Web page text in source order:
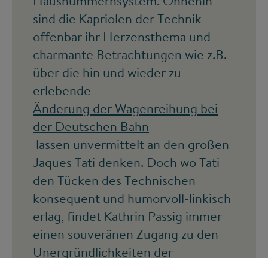
sind die Kapriolen der Technik
offenbar ihr Herzensthema und
charmante Betrachtungen wie z.B.
über die hin und wieder zu
erlebende
Änderung der Wagenreihung bei
der Deutschen Bahn
lassen unvermittelt an den großen
Jaques Tati denken. Doch wo Tati
den Tücken des Technischen
konsequent und humorvoll-linkisch
erlag, findet Kathrin Passig immer
einen souveränen Zugang zu den
Unergründlichkeiten der